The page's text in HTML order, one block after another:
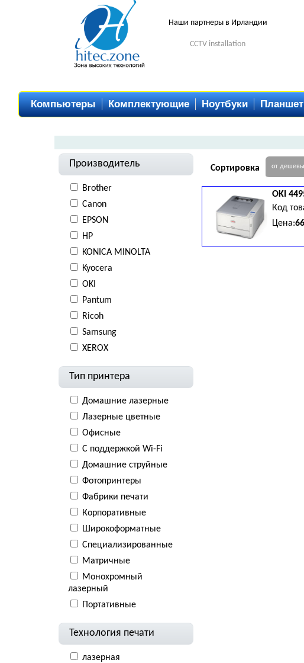
Наши партнеры в Ирландии
CCTV installation
Компьютеры Комплектующие Ноутбуки
Производитель
Brother
Canon
EPSON
HP
KONICA MINOLTA
Kyocera
OKI
Pantum
Ricoh
Samsung
XEROX
Тип принтера
Домашние лазерные
Лазерные цветные
Офисные
С поддержкой Wi-Fi
Домашние струйные
Фотопринтеры
Фабрики печати
Корпоративные
Широкоформатные
Специализированные
Матричные
Монохромный
лазерный
Портативные
Технология печати
лазерная
Сортировка от
OKI
Код
Цена: